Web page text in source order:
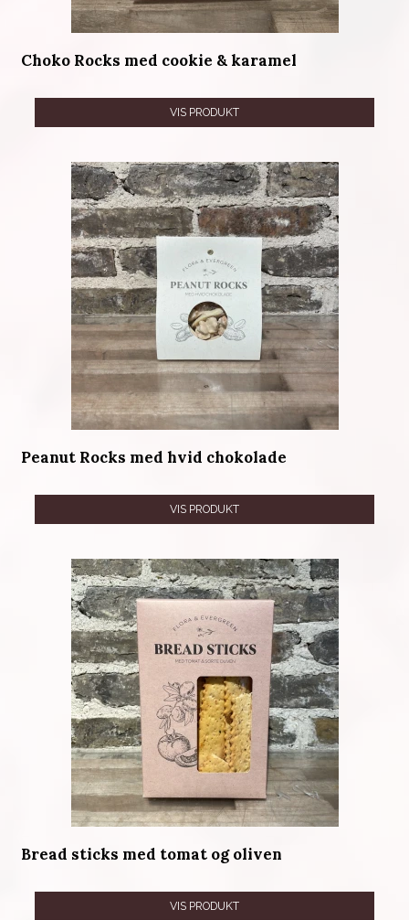
Choko Rocks med cookie & karamel
VIS PRODUKT
Peanut Rocks med hvid chokolade
VIS PRODUKT
Bread sticks med tomat og oliven
VIS PRODUKT